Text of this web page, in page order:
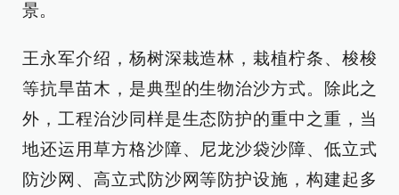
景。
王永军介绍，杨树深栽造林，栽植柠条、梭梭
等抗旱苗木，是典型的生物治沙方式。除此之
外，工程治沙同样是生态防护的重中之重，当
地还运用草方格沙障、尼龙沙袋沙障、低立式
防沙网、高立式防沙网等防护设施，构建起多